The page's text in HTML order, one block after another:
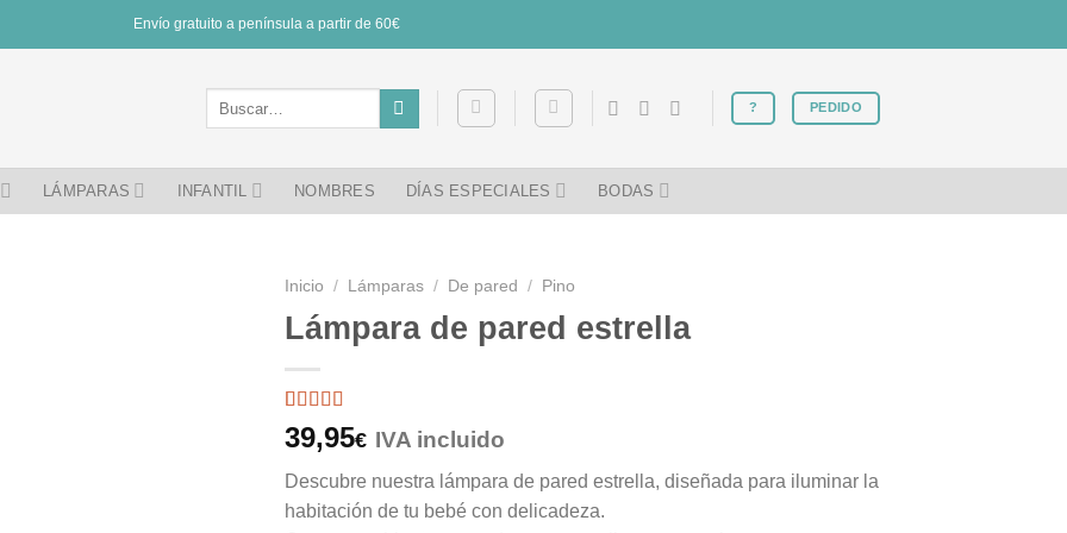
Envío gratuito a península a partir de 60€
? PEDIDO
LÁMPARAS INFANTIL NOMBRES DÍAS ESPECIALES BODAS
Inicio / Lámparas / De pared / Pino
Lámpara de pared estrella
Valorado
con5de 5
4
valoraciones
de clientes
39,95€ IVA incluido
Descubre nuestra lámpara de pared estrella, diseñada para iluminar la
habitación de tu bebé con delicadeza.